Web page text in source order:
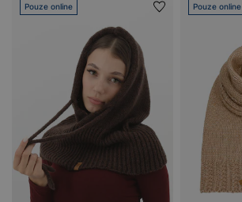
Pouze online Pouze online